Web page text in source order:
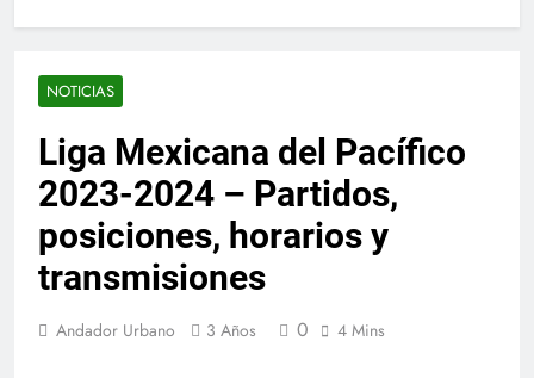
NOTICIAS
Liga Mexicana del Pacífico
2023-2024 – Partidos,
posiciones, horarios y
transmisiones
Andador Urbano 3 Años 0 4 Mins